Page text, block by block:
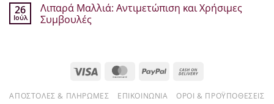
Ορός
που
θα
σχόλια
στο
Γιατί
Επιτακτική
Καλοκαίρι
26
Ιούλ
Λιπαρά Μαλλιά: Αντιμετώπιση και Χρήσιμες
Συμβουλές
Αντιμετώπιση
Χρήσιμες
Visa MasterCardPayPal
Delivery
ΑΠΟΣΤΟΛΈΣ & ΠΛΗΡΩΜΈΣ ΕΠΙΚΟΙΝΩΝΊΑ ΌΡΟΙ & ΠΡΟΫΠΟΘΈΣΕΙΣ